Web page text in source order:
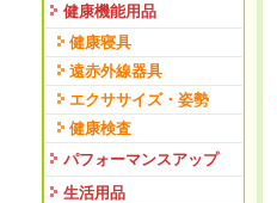
健康機能用品
健康寝具
遠赤外線器具
エクササイズ・姿勢
健康検査
パフォーマンスアップ
生活用品